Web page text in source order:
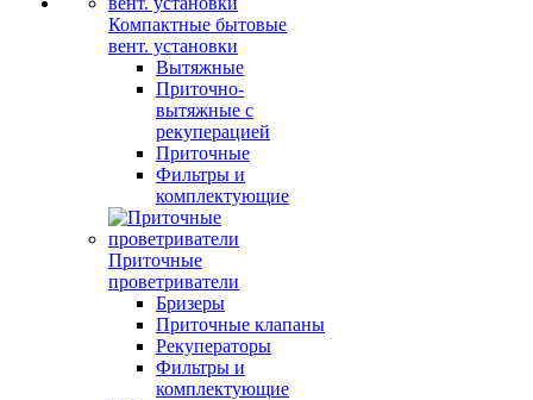
Компактные бытовые
вент. установки
Вытяжные
Приточно-
вытяжные с
рекуперацией
Приточные
Фильтры и
комплектующие
Приточные
проветриватели
Бризеры
Приточные клапаны
Рекуператоры
Фильтры и
комплектующие